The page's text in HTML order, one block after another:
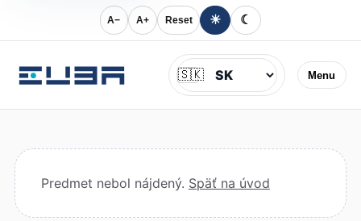
A− A+ Reset ☀ ☾
Menu
Jazyk
🇸🇰
Predmet nebol nájdený. Späť na úvod